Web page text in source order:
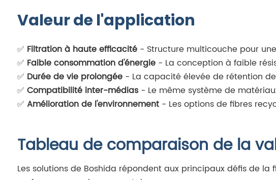
Valeur de l'application
✅ Filtration à haute efficacité- Structure multicouche pour
✅ Faible consommation d'énergie- La conception à faible
✅ Durée de vie prolongée- La capacité élevée de rétention
✅ Compatibilité inter-médias- Le même système de
✅ Amélioration de l'environnement- Les options de fibres
Tableau de comparaison de la
Les solutions de Boshida répondent aux principaux défis de